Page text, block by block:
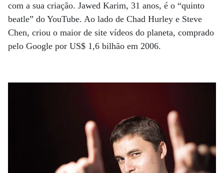
com a sua criação. Jawed Karim, 31 anos, é o “quinto
beatle” do YouTube. Ao lado de Chad Hurley e Steve
Chen, criou o maior de site vídeos do planeta, comprado
pelo Google por US$ 1,6 bilhão em 2006.